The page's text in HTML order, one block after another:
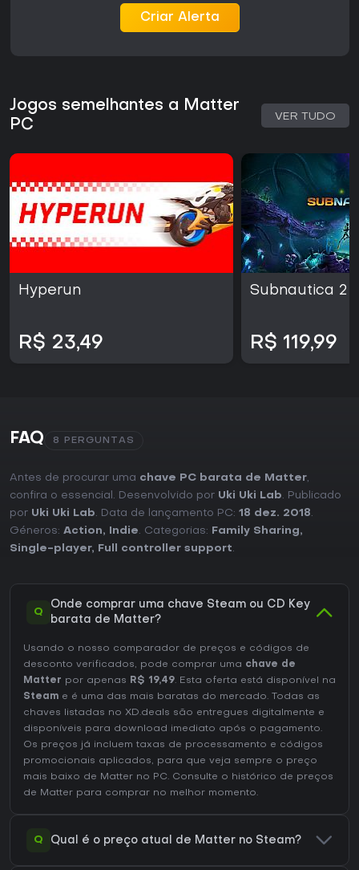
Criar Alerta
Jogos semelhantes a Matter
PC
VER TUDO
Hyperun
R$ 23,49
Subnautica 2
R$ 119,99
FAQ 8 PERGUNTAS
Antes de procurar uma chave PC barata de Matter,
confira o essencial. Desenvolvido por Uki Uki Lab. Publicado
por Uki Uki Lab. Data de lançamento PC: 18 dez. 2018.
Géneros: Action, Indie. Categorias: Family Sharing,
Single-player, Full controller support.
Q
Onde comprar uma chave Steam ou CD Key
barata de Matter?
Usando o nosso comparador de preços e códigos de
desconto verificados, pode comprar uma chave de
Matter por apenas R$ 19,49. Esta oferta está disponível na
Steam e é uma das mais baratas do mercado. Todas as
chaves listadas no XD.deals são entregues digitalmente e
disponíveis para download imediato após o pagamento.
Os preços já incluem taxas de processamento e códigos
promocionais aplicados, para que veja sempre o preço
mais baixo de Matter no PC. Consulte o histórico de preços
de Matter para comprar no melhor momento.
Q Qual é o preço atual de Matter no Steam?